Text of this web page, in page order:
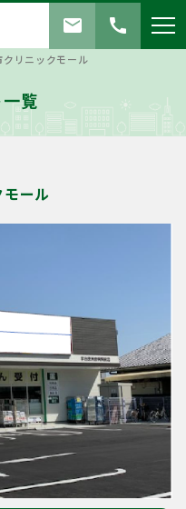
call
mail
リニックモール
覧
ール